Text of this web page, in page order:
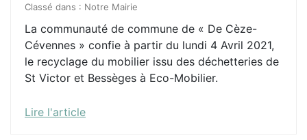
Classé dans : Notre Mairie
La communauté de commune de « De Cèze-
Cévennes » confie à partir du lundi 4 Avril 2021,
le recyclage du mobilier issu des déchetteries de
St Victor et Bessèges à Eco-Mobilier.
Lire l'article